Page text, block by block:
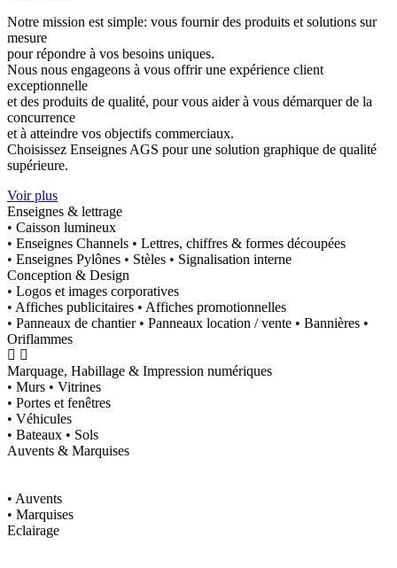
Notre mission est simple: vous fournir des produits et solutions sur
mesure
pour répondre à vos besoins uniques.
Nous nous engageons à vous offrir une expérience client
exceptionnelle
et des produits de qualité, pour vous aider à vous démarquer de la
concurrence
et à atteindre vos objectifs commerciaux.
Choisissez Enseignes AGS pour une solution graphique de qualité
supérieure.
Voir plus
Enseignes & lettrage
• Caisson lumineux
• Enseignes Channels • Lettres, chiffres & formes découpées
• Enseignes Pylônes • Stèles • Signalisation interne
Conception & Design
• Logos et images corporatives
• Affiches publicitaires • Affiches promotionnelles
• Panneaux de chantier • Panneaux location / vente • Bannières •
Oriflammes
Marquage, Habillage & Impression numériques
• Murs • Vitrines
• Portes et fenêtres
• Véhicules
• Bateaux • Sols
Auvents & Marquises
• Auvents
• Marquises
Eclairage